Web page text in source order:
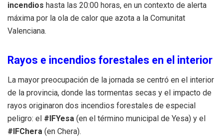
incendios hasta las 20:00 horas, en un contexto de alerta
máxima por la ola de calor que azota a la Comunitat
Valenciana.
Rayos e incendios forestales en el interior
La mayor preocupación de la jornada se centró en el interior
de la provincia, donde las tormentas secas y el impacto de
rayos originaron dos incendios forestales de especial
peligro: el #IFYesa (en el término municipal de Yesa) y el
#IFChera (en Chera).